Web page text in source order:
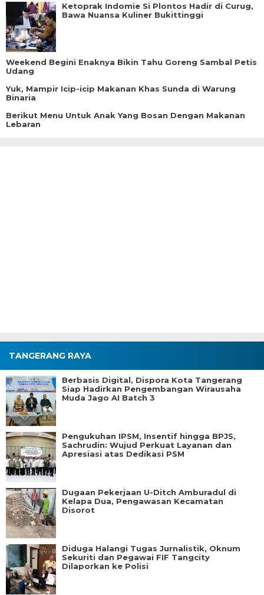
Ketoprak Indomie Si Plontos Hadir di Curug,
Bawa Nuansa Kuliner Bukittinggi
Weekend Begini Enaknya Bikin Tahu Goreng Sambal Petis
Udang
Yuk, Mampir Icip-icip Makanan Khas Sunda di Warung
Binaria
Berikut Menu Untuk Anak Yang Bosan Dengan Makanan
Lebaran
TANGERANG RAYA
Berbasis Digital, Dispora Kota Tangerang
Siap Hadirkan Pengembangan Wirausaha
Muda Jago AI Batch 3
Pengukuhan IPSM, Insentif hingga BPJS,
Sachrudin: Wujud Perkuat Layanan dan
Apresiasi atas Dedikasi PSM
Dugaan Pekerjaan U-Ditch Amburadul di
Kelapa Dua, Pengawasan Kecamatan
Disorot
Diduga Halangi Tugas Jurnalistik, Oknum
Sekuriti dan Pegawai FIF Tangcity
Dilaporkan ke Polisi